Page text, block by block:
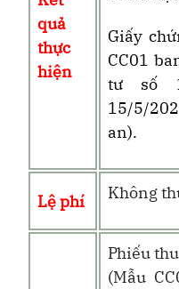
quả
thực
hiện
Giấy
CC01
tư số
15/5/
an).
Lệ phí Không
Phiếu
(Mẫu